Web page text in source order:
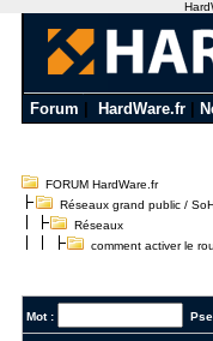
Forum HardWare.fr
FORUM HardWare.fr
Réseaux grand public /
Réseaux
comment activer le
Mot :